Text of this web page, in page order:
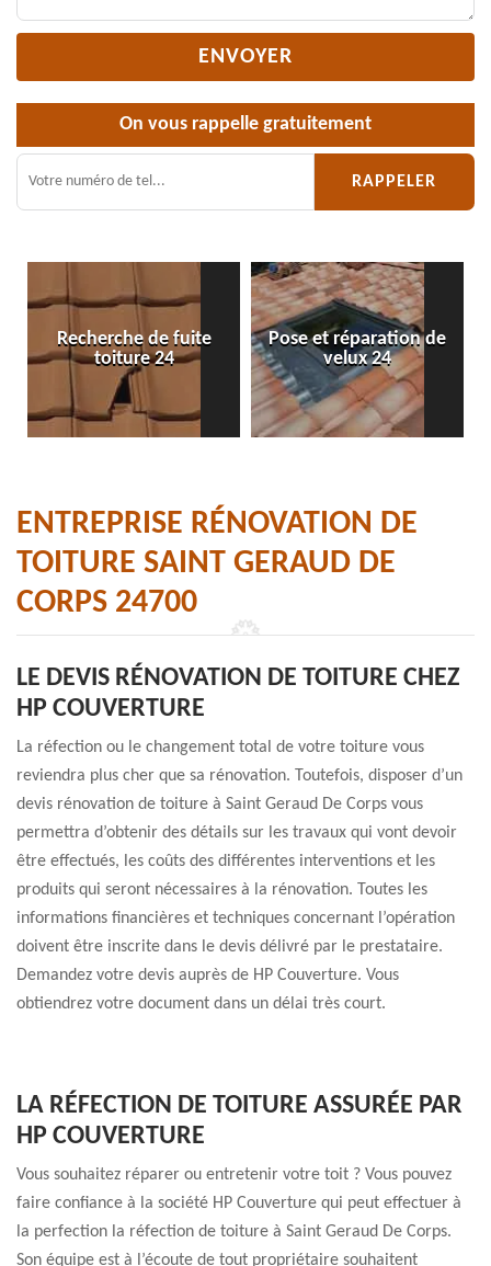
On vous rappelle gratuitement
Recherche de fuite
toiture 24
Pose et réparation de
velux 24
ENTREPRISE RÉNOVATION DE
TOITURE SAINT GERAUD DE
CORPS 24700
LE DEVIS RÉNOVATION DE TOITURE CHEZ
HP COUVERTURE
La réfection ou le changement total de votre toiture vous
reviendra plus cher que sa rénovation. Toutefois, disposer d’un
devis rénovation de toiture à Saint Geraud De Corps vous
permettra d’obtenir des détails sur les travaux qui vont devoir
être effectués, les coûts des différentes interventions et les
produits qui seront nécessaires à la rénovation. Toutes les
informations financières et techniques concernant l’opération
doivent être inscrite dans le devis délivré par le prestataire.
Demandez votre devis auprès de HP Couverture. Vous
obtiendrez votre document dans un délai très court.
LA RÉFECTION DE TOITURE ASSURÉE PAR
HP COUVERTURE
Vous souhaitez réparer ou entretenir votre toit ? Vous pouvez
faire confiance à la société HP Couverture qui peut effectuer à
la perfection la réfection de toiture à Saint Geraud De Corps.
Son équipe est à l’écoute de tout propriétaire souhaitent